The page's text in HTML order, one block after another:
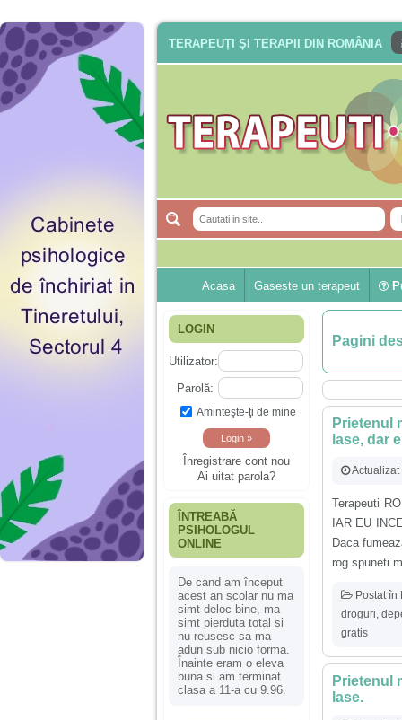
TERAPEUȚI ȘI TERAPII DIN ROMÂNIA
Acasa Gaseste un terapeut
LOGIN
Utilizator:
Parolă:
Aminteşte-ţi de mine
Înregistrare cont nou
Ai uitat parola?
ÎNTREABĂ
PSIHOLOGUL
ONLINE
De cand am început
acest an scolar nu ma
simt deloc bine, ma
simt pierduta total si
nu reusesc sa ma
adun sub nicio forma.
Înainte eram o eleva
buna si am terminat
clasa a 11-a cu 9.96.
Pagini
Prietenul
lase, dar
Terapeuti
IAR EU
Daca
rog spuneti
Postat în
droguri
gratis
Prietenul
lase.